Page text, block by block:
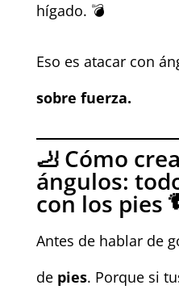
hígado. 💣
Eso es atacar con
sobre fuerza.
🦶 Cómo
ángulos:
con los pies
Antes de hablar de
de pies. Porque si